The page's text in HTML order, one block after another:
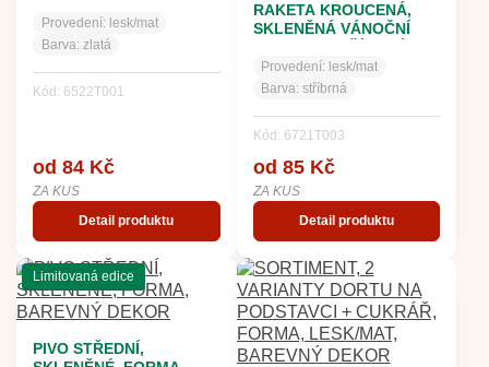
Provedení: lesk/mat
Barva: zlatá
Kód: 6522T001
od 84 Kč
ZA KUS
Detail produktu
RAKETA KROUCENÁ,
SKLENĚNÁ VÁNOČNÍ
RETRO DEKOR
Provedení: lesk/mat
Barva: stříbrná
Kód: 6721T003
od 85 Kč
ZA KUS
Detail produktu
Limitovaná edice
PIVO STŘEDNÍ,